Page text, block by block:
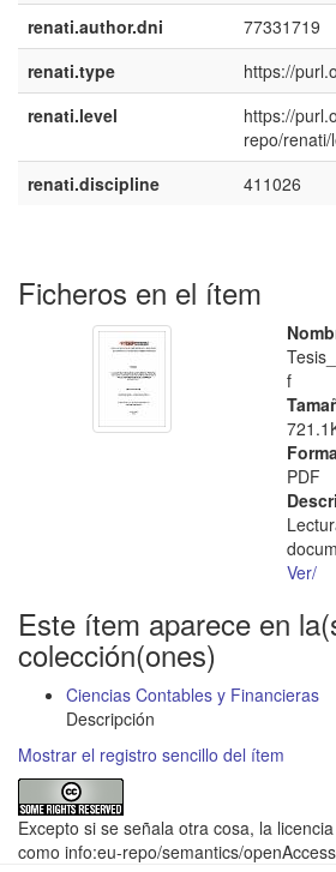
renati.author.dni
77331719
renati.type
https://
renati.level
https://
repo/
renati.discipline
411026
Ficheros en el ítem
f
PDF
Ver/
Este ítem aparece en
colección(ones)
Ciencias Contables y Financieras
Descripción
Mostrar el registro sencillo del ítem
Excepto si se señala otra cosa, la
como info:eu-repo/semantics/openAccess